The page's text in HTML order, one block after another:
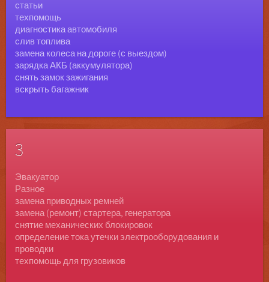
статьи
техпомощь
диагностика автомобиля
слив топлива
замена колеса на дороге (с выездом)
зарядка АКБ (аккумулятора)
снять замок зажигания
вскрыть багажник
3
Эвакуатор
Разное
замена приводных ремней
замена (ремонт) стартера, генератора
снятие механических блокировок
определение тока утечки электрооборудования и
проводки
техпомощь для грузовиков